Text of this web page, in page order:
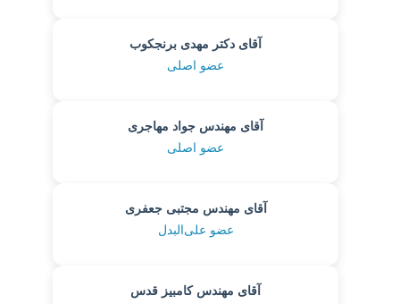
آقای دکتر مهدی برنجکوب
عضو اصلی
آقای مهندس جواد مهاجری
عضو اصلی
آقای مهندس مجتبی جعفری
عضو علی‌البدل
آقای مهندس کامبیز قدس